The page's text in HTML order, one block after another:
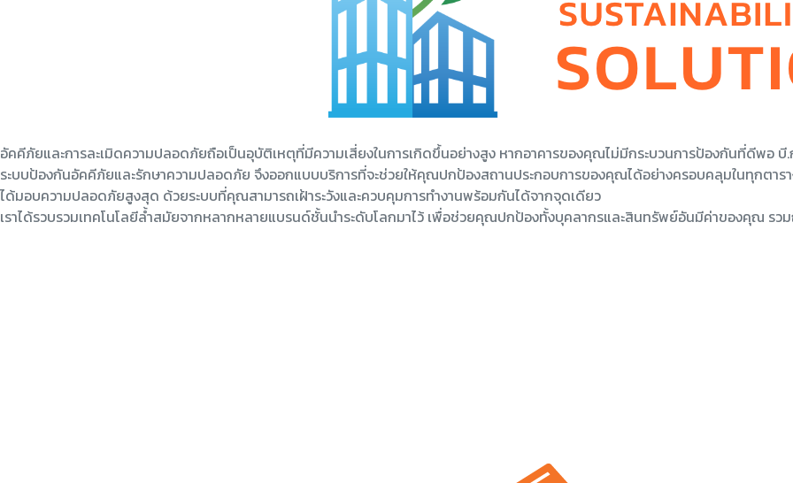
อัคคีภัยและการละเมิดความปลอดภัยถือเป็นอุบัติเหตุที่มีความเสี่ยงในการเกิดขึ้นอย่างสูง หากอาคารของคุณไม่มีกระบวนการป้องกันที่ดีพอ บี
ระบบป้องกันอัคคีภัยและรักษาความปลอดภัย จึงออกแบบบริการที่จะช่วยให้คุณปกป้องสถานประกอบการของคุณได้อย่างครอบคลุมในทุกตาร
ได้มอบความปลอดภัยสูงสุด ด้วยระบบที่คุณสามารถเฝ้าระวังและควบคุมการทำงานพร้อมกันได้จากจุดเดียว
เราได้รวบรวมเทคโนโลยีล้ำสมัยจากหลากหลายแบรนด์ชั้นนำระดับโลกมาไว้ เพื่อช่วยคุณปกป้องทั้งบุคลากรและสินทรัพย์อันมีค่าของคุณ ร